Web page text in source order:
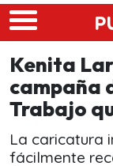
Skip to main
Kenita
campaña
Trabajo
La caricatura
fácilmente